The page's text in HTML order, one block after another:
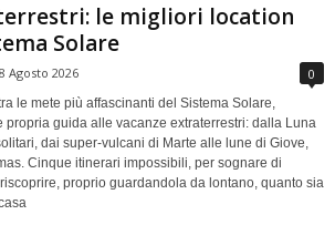
le migliori location
Solare
8 Agosto 2026 0
le mete più affascinanti del Sistema Solare,
propria guida alle vacanze extraterrestri: dalla Luna
dai super-vulcani di Marte alle lune di Giove,
Cinque itinerari impossibili, per sognare di
proprio guardandola da lontano, quanto sia